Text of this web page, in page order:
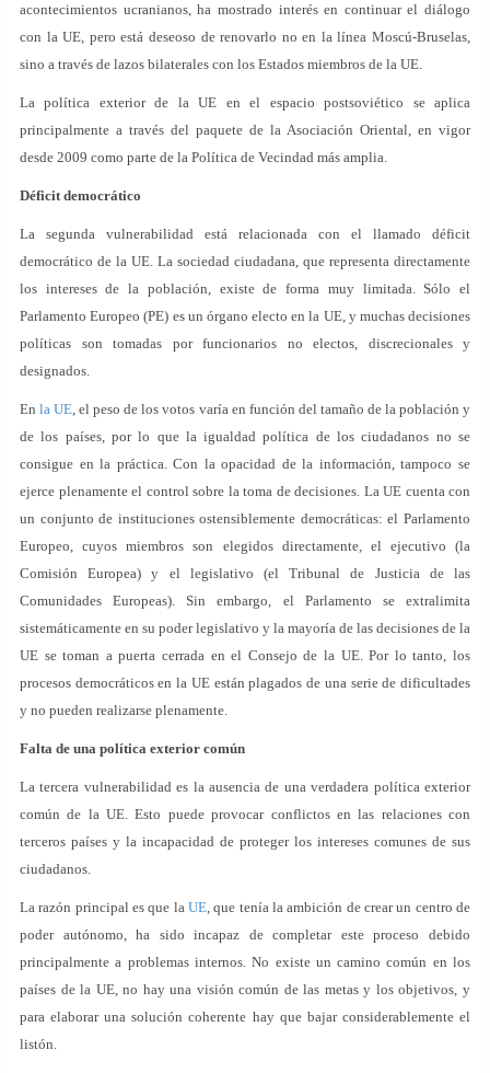
acontecimientos ucranianos, ha mostrado interés en continuar el diálogo
con la UE, pero está deseoso de renovarlo no en la línea Moscú-Bruselas,
sino a través de lazos bilaterales con los Estados miembros de la UE.
La política exterior de la UE en el espacio postsoviético se aplica
principalmente a través del paquete de la Asociación Oriental, en vigor
desde 2009 como parte de la Política de Vecindad más amplia.
Déficit democrático
La segunda vulnerabilidad está relacionada con el llamado déficit
democrático de la UE. La sociedad ciudadana, que representa directamente
los intereses de la población, existe de forma muy limitada. Sólo el
Parlamento Europeo (PE) es un órgano electo en la UE, y muchas decisiones
políticas son tomadas por funcionarios no electos, discrecionales y
designados.
Enla UE, el peso de los votos varía en función del tamaño de la población y
de los países, por lo que la igualdad política de los ciudadanos no se
consigue en la práctica. Con la opacidad de la información, tampoco se
ejerce plenamente el control sobre la toma de decisiones. La UE cuenta con
un conjunto de instituciones ostensiblemente democráticas: el Parlamento
Europeo, cuyos miembros son elegidos directamente, el ejecutivo (la
Comisión Europea) y el legislativo (el Tribunal de Justicia de las
Comunidades Europeas). Sin embargo, el Parlamento se extralimita
sistemáticamente en su poder legislativo y la mayoría de las decisiones de la
UE se toman a puerta cerrada en el Consejo de la UE. Por lo tanto, los
procesos democráticos en la UE están plagados de una serie de dificultades
y no pueden realizarse plenamente.
Falta de una política exterior común
La tercera vulnerabilidad es la ausencia de una verdadera política exterior
común de la UE. Esto puede provocar conflictos en las relaciones con
terceros países y la incapacidad de proteger los intereses comunes de sus
ciudadanos.
La razón principal es que la UE, que tenía la ambición de crear un centro de
poder autónomo, ha sido incapaz de completar este proceso debido
principalmente a problemas internos. No existe un camino común en los
países de la UE, no hay una visión común de las metas y los objetivos, y
para elaborar una solución coherente hay que bajar considerablemente el
listón.